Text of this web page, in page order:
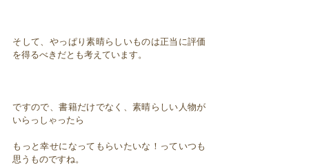
そして、やっぱり素晴らしいものは正当に評価
を得るべきだとも考えています。
ですので、書籍だけでなく、素晴らしい人物が
いらっしゃったら
もっと幸せになってもらいたいな！っていつも
思うものですね。